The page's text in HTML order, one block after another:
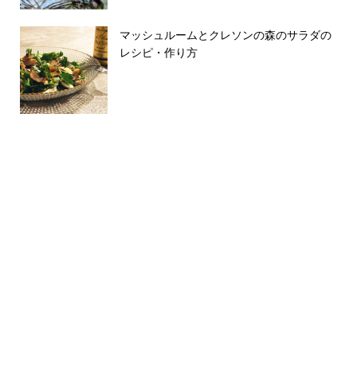
マッシュルームとクレソンの森のサラダの
レシピ・作り方